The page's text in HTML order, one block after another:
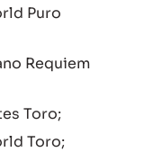
Puro
Requiem
Toro;
Toro;